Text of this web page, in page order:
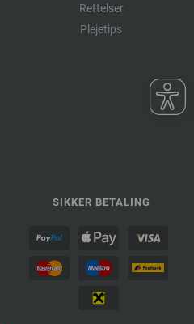
Rettelser
Plejetips
SIKKER BETALING